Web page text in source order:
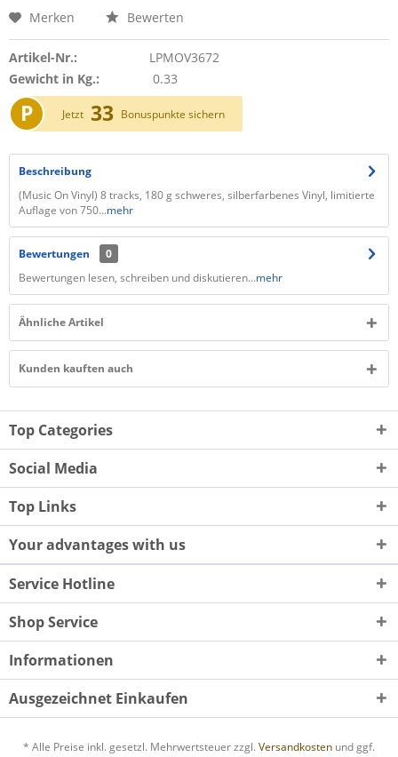
Merken Bewerten
Artikel-Nr.:
LPMOV3672
Gewicht in Kg.:
0.33
P Jetzt 33 Bonuspunkte sichern
Beschreibung
(Music On Vinyl) 8 tracks, 180 g schweres, silberfarbenes Vinyl, limitierte
Auflage von 750...mehr
Bewertungen
0
Bewertungen lesen, schreiben und diskutieren...mehr
Ähnliche Artikel
Kunden kauften auch
Top Categories
Social Media
Top Links
Your advantages with us
Service Hotline
Shop Service
Informationen
Ausgezeichnet Einkaufen
* Alle Preise inkl. gesetzl. Mehrwertsteuer zzgl. Versandkosten und ggf.